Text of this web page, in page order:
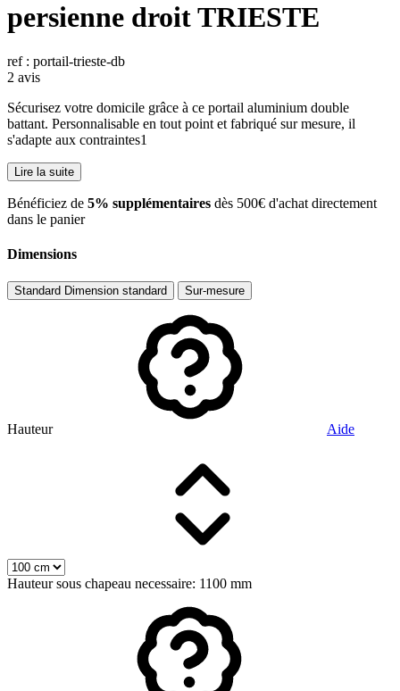
persienne droit TRIESTE
ref : portail-trieste-db
2 avis
Sécurisez votre domicile grâce à ce portail aluminium double
battant. Personnalisable en tout point et fabriqué sur mesure, il
s'adapte aux contraintes1
Lire la suite
​Bénéficiez de 5% supplémentaires dès 500€ d'achat directement
dans le panier
Dimensions
Standard Dimension standard Sur-mesure
Hauteur Aide
Hauteur sous chapeau necessaire: 1100 mm